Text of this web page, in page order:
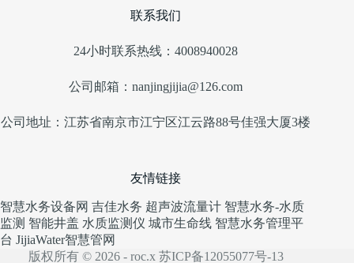
联系我们
24小时联系热线：4008940028
公司邮箱：nanjingjijia@126.com
公司地址：江苏省南京市江宁区江云路88号佳强大厦3楼
友情链接
智慧水务设备网 吉佳水务 超声波流量计 智慧水务-水质
监测 智能井盖 水质监测仪 城市生命线 智慧水务管理平
台 JijiaWater智慧管网
版权所有 © 2026 - roc.x 苏ICP备12055077号-13